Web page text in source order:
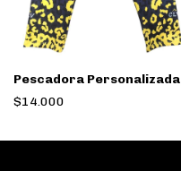
Pescadora Personalizada
$14.000